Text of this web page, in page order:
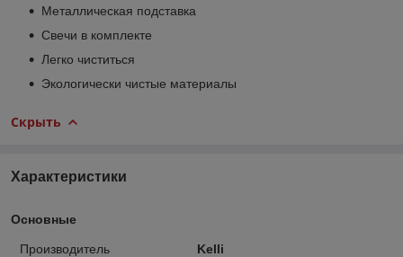
Металлическая подставка
Свечи в комплекте
Легко чиститься
Экологически чистые материалы
Скрыть
Характеристики
Основные
Производитель
Kelli